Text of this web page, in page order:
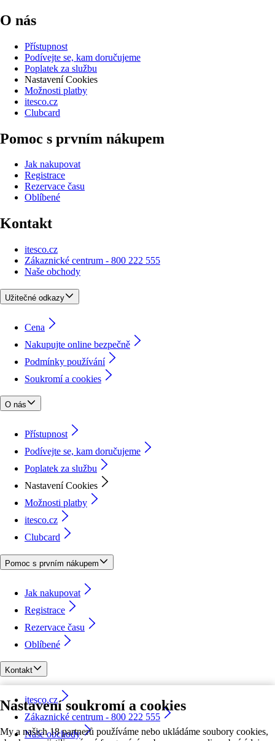
Nastavení soukromí a cookies
My a našich 18 partnerů používáme nebo ukládáme soubory cookies,
O nás
Přístupnost
Podívejte se, kam doručujeme
Poplatek za službu
Nastavení Cookies
Možnosti platby
itesco.cz
Clubcard
Pomoc s prvním nákupem
Jak nakupovat
Registrace
Rezervace času
Oblíbené
Kontakt
itesco.cz
Zákaznické centrum - 800 222 555
Naše obchody
Užitečné odkazy
Cena
Nakupujte online bezpečně
Podmínky používání
Soukromí a cookies
O nás
Přístupnost
Podívejte se, kam doručujeme
Poplatek za službu
Nastavení Cookies
Možnosti platby
itesco.cz
Clubcard
Pomoc s prvním nákupem
Jak nakupovat
Registrace
Rezervace času
Oblíbené
Kontakt
itesco.cz
Zákaznické centrum - 800 222 555
Naše obchody